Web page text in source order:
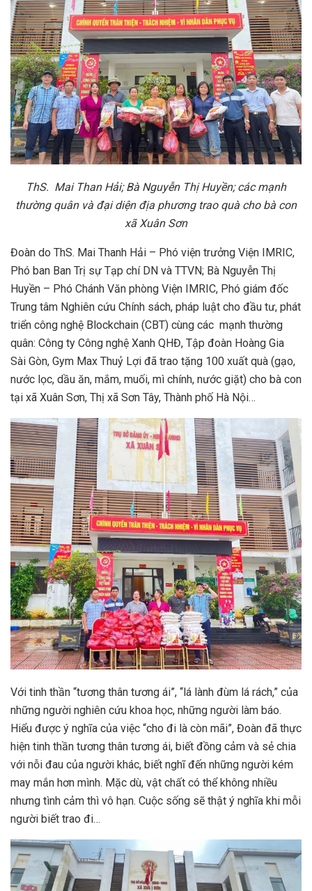
ThS. Mai Than Hải; Bà Nguyễn Thị Huyền; các mạnh
thường quân và đại diện địa phương trao quà cho bà con
xã Xuân Sơn
Đoàn do ThS. Mai Thanh Hải – Phó viện trưởng Viện IMRIC,
Phó ban Ban Trị sự Tạp chí DN và TTVN; Bà Nguyễn Thị
Huyền – Phó Chánh Văn phòng Viện IMRIC, Phó giám đốc
Trung tâm Nghiên cứu Chính sách, pháp luật cho đầu tư, phát
triển công nghệ Blockchain (CBT) cùng các mạnh thường
quân: Công ty Công nghệ Xanh QHĐ, Tập đoàn Hoàng Gia
Sài Gòn, Gym Max Thuỷ Lợi đã trao tặng 100 xuất quà (gạo,
nước lọc, dầu ăn, mắm, muối, mì chính, nước giặt) cho bà con
tại xã Xuân Sơn, Thị xã Sơn Tây, Thành phố Hà Nội…
Với tinh thần “tương thân tương ái”, “lá lành đùm lá rách,” của
những người nghiên cứu khoa học, những người làm báo.
Hiểu được ý nghĩa của việc “cho đi là còn mãi”, Đoàn đã thực
hiện tinh thần tương thân tương ái, biết đồng cảm và sẻ chia
với nỗi đau của người khác, biết nghĩ đến những người kém
may mắn hơn mình. Mặc dù, vật chất có thể không nhiều
nhưng tình cảm thì vô hạn. Cuộc sống sẽ thật ý nghĩa khi mỗi
người biết trao đi…